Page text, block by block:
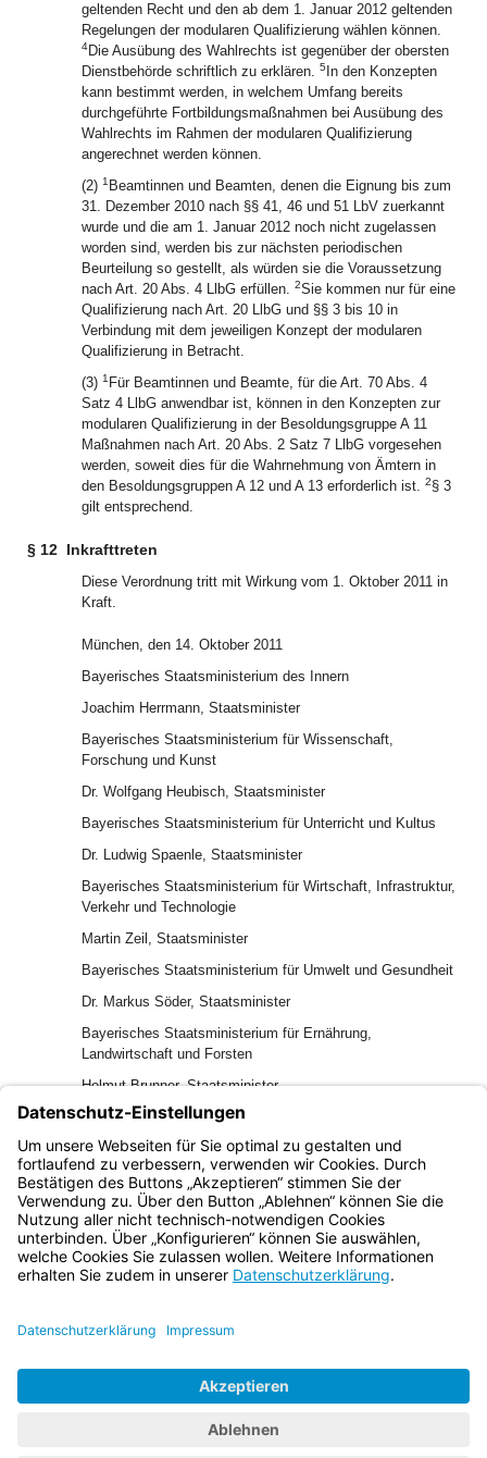
geltenden Recht und den ab dem 1. Januar 2012 geltenden
Regelungen der modularen Qualifizierung wählen können.
4Die Ausübung des Wahlrechts ist gegenüber der obersten
Dienstbehörde schriftlich zu erklären. 5 In den Konzepten
kann bestimmt werden, in welchem Umfang bereits
durchgeführte Fortbildungsmaßnahmen bei Ausübung des
Wahlrechts im Rahmen der modularen Qualifizierung
angerechnet werden können.
(2) 1 Beamtinnen und Beamten, denen die Eignung bis zum
31. Dezember 2010 nach §§ 41, 46 und 51 LbV zuerkannt
wurde und die am 1. Januar 2012 noch nicht zugelassen
worden sind, werden bis zur nächsten periodischen
Beurteilung so gestellt, als würden sie die Voraussetzung
nach Art. 20 Abs. 4 LlbG erfüllen. 2Sie kommen nur für eine
Qualifizierung nach Art. 20 LlbG und §§ 3 bis 10 in
Verbindung mit dem jeweiligen Konzept der modularen
Qualifizierung in Betracht.
(3) 1 Für Beamtinnen und Beamte, für die Art. 70 Abs. 4
Satz 4 LlbG anwendbar ist, können in den Konzepten zur
modularen Qualifizierung in der Besoldungsgruppe A 11
Maßnahmen nach Art. 20 Abs. 2 Satz 7 LlbG vorgesehen
werden, soweit dies für die Wahrnehmung von Ämtern in
den Besoldungsgruppen A 12 und A 13 erforderlich ist. 2§ 3
gilt entsprechend.
§ 12 Inkrafttreten
Diese Verordnung tritt mit Wirkung vom 1. Oktober 2011 in
Kraft.
München, den 14. Oktober 2011
Bayerisches Staatsministerium des Innern
Joachim Herrmann, Staatsminister
Bayerisches Staatsministerium für Wissenschaft,
Forschung und Kunst
Dr. Wolfgang Heubisch, Staatsminister
Bayerisches Staatsministerium für Unterricht und Kultus
Dr. Ludwig Spaenle, Staatsminister
Bayerisches Staatsministerium für Wirtschaft, Infrastruktur,
Verkehr und Technologie
Martin Zeil, Staatsminister
Bayerisches Staatsministerium für Umwelt und Gesundheit
Dr. Markus Söder, Staatsminister
Bayerisches Staatsministerium für Ernährung,
Landwirtschaft und Forsten
Helmut Brunner, Staatsminister
Bayerisches Staatsministerium für Arbeit und
Sozialordnung, Familie und Frauen
Christine Haderthauer, Staatsministerin
Bayern.de
BayernPortal
Impressum